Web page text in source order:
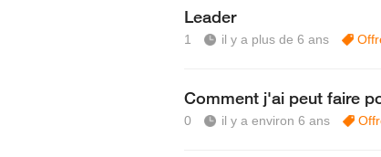
Leader
1 il y a plus de 6 ans
Comment j'ai peut faire
0 il y a environ 6 ans